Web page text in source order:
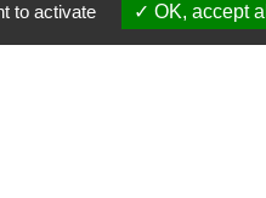
to activate OK, accept all